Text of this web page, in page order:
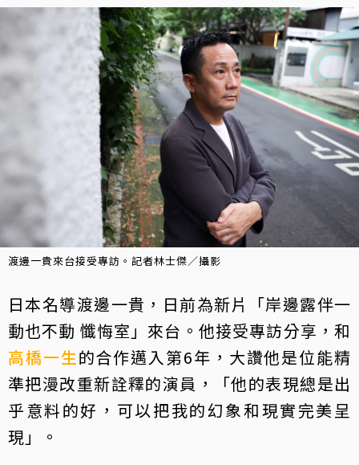
渡邊一貴來台接受專訪。記者林士傑／攝影
日本名導渡邊一貴，日前為新片「岸邊露伴一
動也不動 懺悔室」來台。他接受專訪分享，和
高橋一生的合作邁入第6年，大讚他是位能精
準把漫改重新詮釋的演員，「他的表現總是出
乎意料的好，可以把我的幻象和現實完美呈
現」。